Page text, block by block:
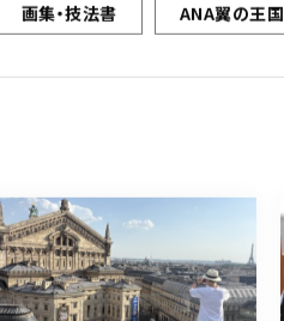
画集・技法書 ANA翼の王国